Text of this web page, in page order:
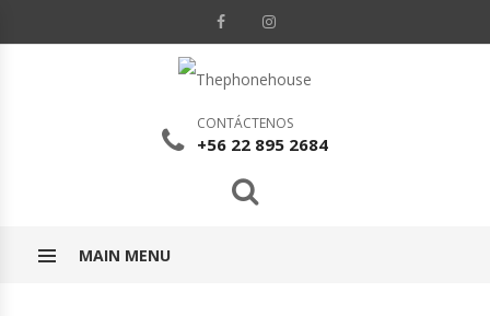
CONTÁCTENOS
+56 22 895 2684
MAIN MENU